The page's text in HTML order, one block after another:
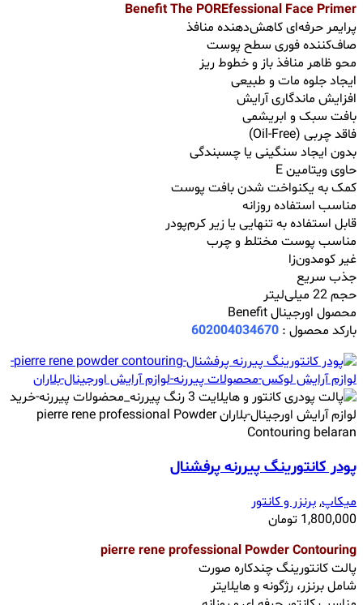
Benefit The POREfessional Face Primer
پرایمر حرفه‌ای کاهش‌دهنده منافذ
صاف‌کننده فوری سطح پوست
محو ظاهر منافذ باز و خطوط ریز
ایجاد جلوه مات و طبیعی
افزایش ماندگاری آرایش
بافت سبک و ابریشمی
فاقد چربی (Oil-Free)
بدون ایجاد سنگینی یا چسبندگی
حاوی ویتامین E
کمک به یکنواخت شدن بافت پوست
مناسب استفاده روزانه
قابل استفاده به ‌تنهایی یا زیر کرم‌پودر
مناسب پوست مختلط و چرب
غیر کومدون‌زا
جذب سریع
حجم 22 میلی‌لیتر
محصول اورجینال Benefit
بارکد محصول : 602004034670
پودر کانتورینگ‌ پیررنه پرفشنال
میکاپ,برنزر و کانتور
1,800,000 تومان
pierre rene professional Powder Contouring
پالت کانتورینگ چندکاره صورت
شامل برنزر، رژگونه و هایلایتر